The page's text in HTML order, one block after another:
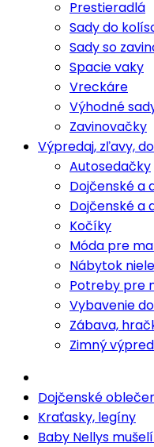
Prestieradlá
Sady do
Sady so
Spacie vaky
Vreckáre
Výhodné
Zavinovačky
Výpredaj, zľavy,
Autosedačky
Dojčenské a
Dojčenské a
Kočíky
Móda pre
Nábytok
Potreby pre
Vybavenie
Zábava,
Zimný
Dojčenské
Kraťasky, legíny
Baby Nellys